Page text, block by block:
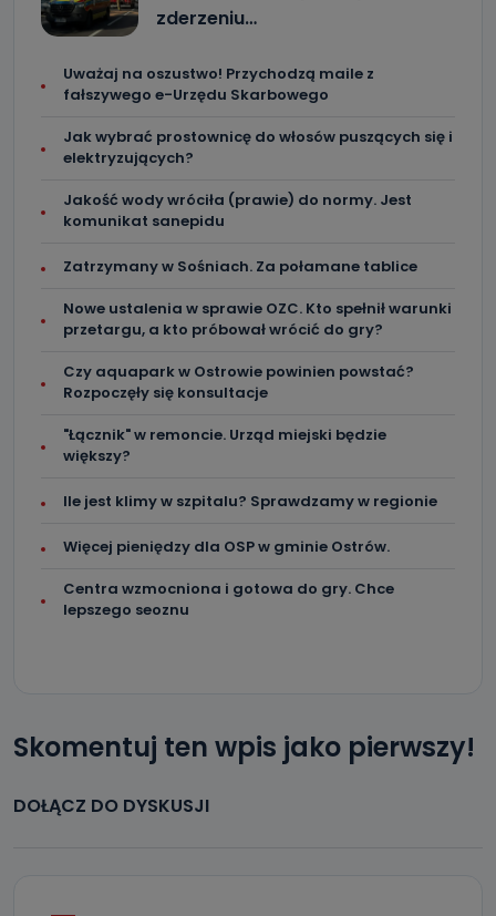
zderzeniu…
Uważaj na oszustwo! Przychodzą maile z
fałszywego e-Urzędu Skarbowego
Jak wybrać prostownicę do włosów puszących się i
elektryzujących?
Jakość wody wróciła (prawie) do normy. Jest
komunikat sanepidu
Zatrzymany w Sośniach. Za połamane tablice
Nowe ustalenia w sprawie OZC. Kto spełnił warunki
przetargu, a kto próbował wrócić do gry?
Czy aquapark w Ostrowie powinien powstać?
Rozpoczęły się konsultacje
"Łącznik" w remoncie. Urząd miejski będzie
większy?
Ile jest klimy w szpitalu? Sprawdzamy w regionie
Więcej pieniędzy dla OSP w gminie Ostrów.
Centra wzmocniona i gotowa do gry. Chce
lepszego seoznu
Skomentuj ten wpis jako pierwszy!
DOŁĄCZ DO DYSKUSJI